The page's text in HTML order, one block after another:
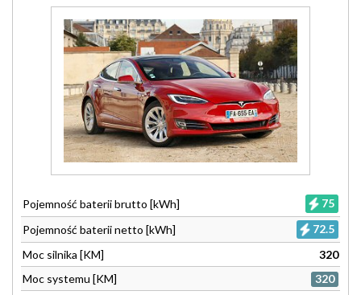
Pojemność baterii brutto [kWh]
75
Pojemność baterii netto [kWh]
72.5
Moc silnika [KM]
320
Moc systemu [KM]
320